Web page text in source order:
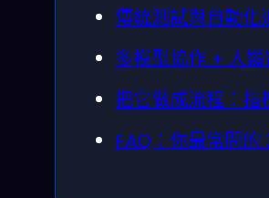
傳統測試與自動化
多模型協作 + 人
把它做成流程：指
FAQ：你最常問的